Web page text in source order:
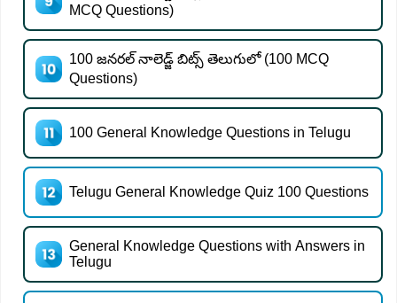
MCQ Questions)
100 జనరల్ నాలెడ్జ్ బిట్స్ తెలుగులో (100 MCQ
Questions)
100 General Knowledge Questions in Telugu
Telugu General Knowledge Quiz 100 Questions
General Knowledge Questions with Answers in
Telugu